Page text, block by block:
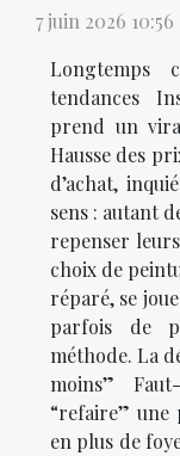
7 juin 2026 10:56
Longtemps
tendances
prend un
Hausse des
d’achat,
sens : autant
repenser
choix de
réparé, se
parfois de
méthode. La
moins”
“refaire” une
en plus de